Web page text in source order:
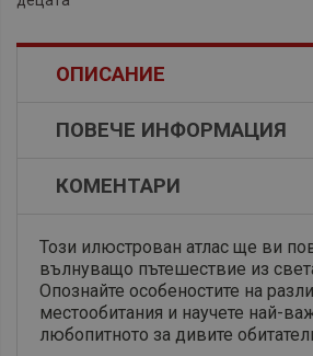
ОПИСАНИЕ
ПОВЕЧЕ ИНФОРМАЦИЯ
КОМЕНТАРИ
Този илюстрован атлас ще ви
вълнуващо пътешествие из
Опознайте особеностите на
местообитания и научете най-
любопитното за дивите